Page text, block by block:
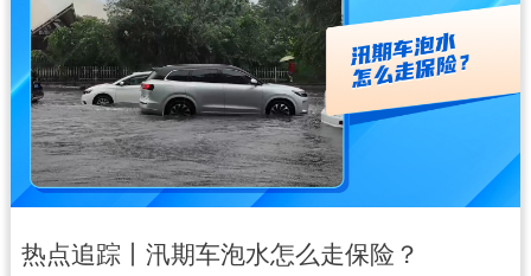
中央文件 金融 汽车 食品
人居 信息化 数字经济 学术中国
乡村振兴 溯源中国 城市
能源 会展 彩票 娱乐
时尚 悦读 公益 一带一路
热点追踪丨汛期车泡水怎么走保险？